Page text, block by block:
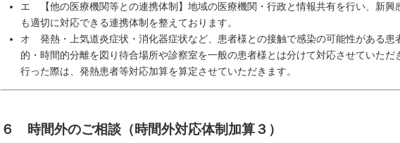
エ 【他の医療機関等との連携体制】地域の医療機関・行政と情報共有を行い、新興
も適切に対応できる連携体制を整えております。
オ 発熱・上気道炎症状・消化器症状など、患者様との接触で感染の可能性がある患
的・時間的分離を図り待合場所や診察室を一般の患者様とは分けて対応させていただ
行った際は、発熱患者等対応加算を算定させていただきます。
６ 時間外のご相談（時間外対応体制加算３）